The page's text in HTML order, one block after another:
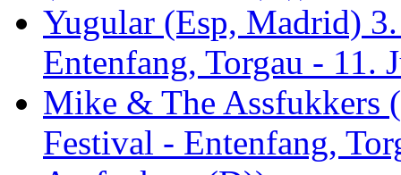
Yugular (Esp, Madrid)
Entenfang, Torgau - 11.
Mike & The Assfukkers
Festival - Entenfang,